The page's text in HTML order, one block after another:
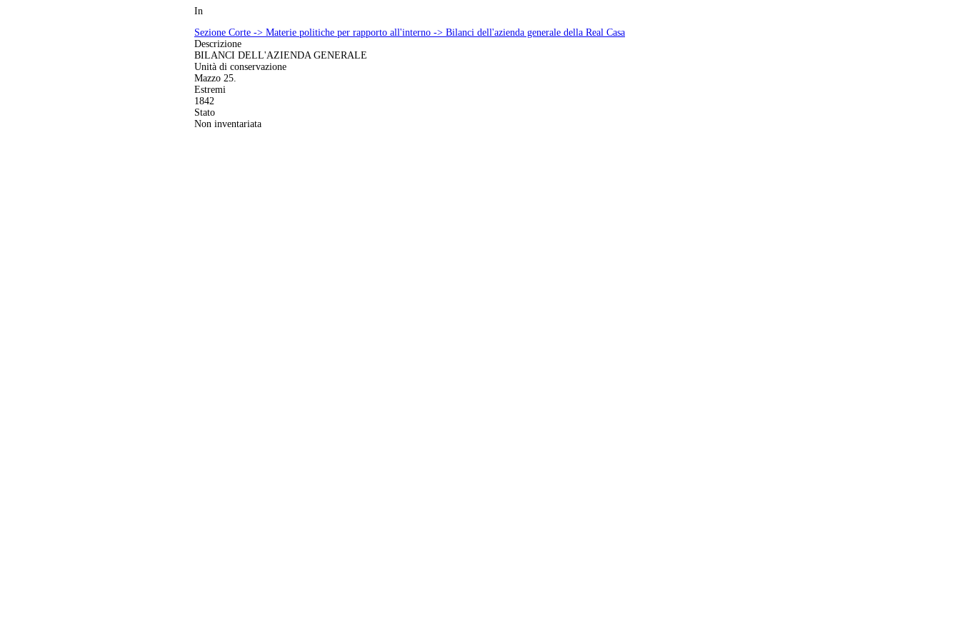
In
Sezione Corte -> Materie politiche per rapporto all'interno -> Bilanci dell'azienda generale della Real Casa
Descrizione
BILANCI DELL'AZIENDA GENERALE
Unità di conservazione
Mazzo 25.
Estremi
1842
Stato
Non inventariata